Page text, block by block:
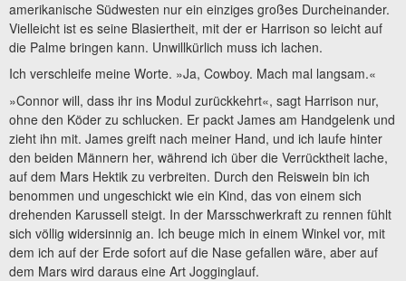
amerikanische Südwesten nur ein einziges großes Durcheinander.
Vielleicht ist es seine Blasiertheit, mit der er Harrison so leicht auf
die Palme bringen kann. Unwillkürlich muss ich lachen.
Ich verschleife meine Worte. »Ja, Cowboy. Mach mal langsam.«
»Connor will, dass ihr ins Modul zurückkehrt«, sagt Harrison nur,
ohne den Köder zu schlucken. Er packt James am Handgelenk und
zieht ihn mit. James greift nach meiner Hand, und ich laufe hinter
den beiden Männern her, während ich über die Verrücktheit lache,
auf dem Mars Hektik zu verbreiten. Durch den Reiswein bin ich
benommen und ungeschickt wie ein Kind, das von einem sich
drehenden Karussell steigt. In der Marsschwerkraft zu rennen fühlt
sich völlig widersinnig an. Ich beuge mich in einem Winkel vor, mit
dem ich auf der Erde sofort auf die Nase gefallen wäre, aber auf
dem Mars wird daraus eine Art Jogginglauf.